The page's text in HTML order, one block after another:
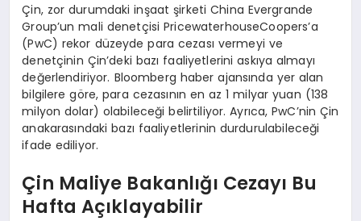
Çin, zor durumdaki inşaat şirketi China Evergrande
Group’un mali denetçisi PricewaterhouseCoopers’a
(PwC) rekor düzeyde para cezası vermeyi ve
denetçinin Çin’deki bazı faaliyetlerini askıya almayı
değerlendiriyor. Bloomberg haber ajansında yer alan
bilgilere göre, para cezasının en az 1 milyar yuan (138
milyon dolar) olabileceği belirtiliyor. Ayrıca, PwC’nin Çin
anakarasındaki bazı faaliyetlerinin durdurulabileceği
ifade ediliyor.
Çin Maliye Bakanlığı Cezayı Bu
Hafta Açıklayabilir